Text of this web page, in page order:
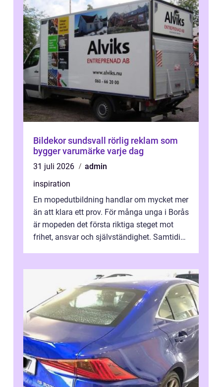
Bildekor sundsvall rörlig reklam som
bygger varumärke varje dag
31 juli 2026
admin
inspiration
En mopedutbildning handlar om mycket mer
än att klara ett prov. För många unga i Borås
är mopeden det första riktiga steget mot
frihet, ansvar och självständighet. Samtidigt